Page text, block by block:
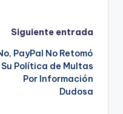
Siguiente entrada
PayPal No Retomó
Su Política de Multas
Por Información
Dudosa